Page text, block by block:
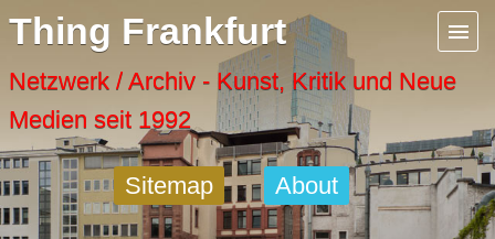
Thing Frankfurt
Netzwerk / Archiv - Kunst, Kritik und Neue
Medien seit 1992
Sitemap About
Menu
Artspaces
Cool Places
Frankfurt Diary